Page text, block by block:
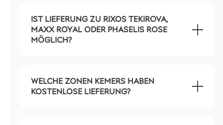
IST LIEFERUNG ZU RIXOS TEKIROVA,
MAXX ROYAL ODER PHASELIS ROSE
MÖGLICH?
WELCHE ZONEN KEMERS HABEN
KOSTENLOSE LIEFERUNG?